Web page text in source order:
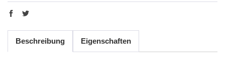
Beschreibung Eigenschaften